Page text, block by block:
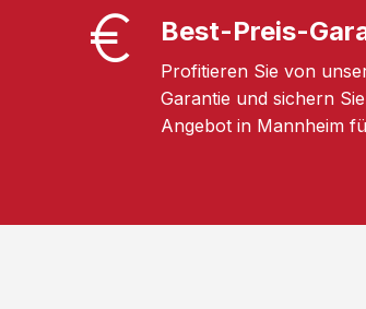
Best-Preis-
Profitieren Sie von
Garantie und sichern
Angebot in Mannheim